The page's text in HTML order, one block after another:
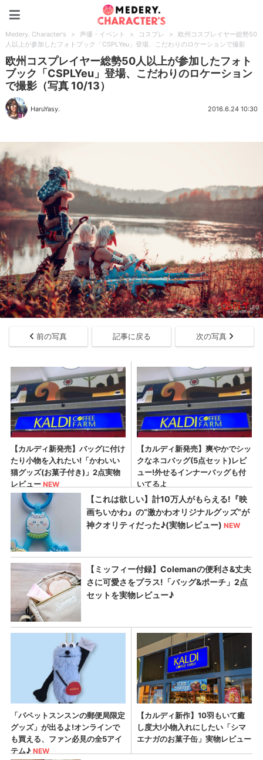
Medery. Character's > 声優・イベント > コスプレ >
欧州コスプレイヤー総勢50
人以上が参加したフォトブック「CSPLYeu」登場、こだわりのロケーションで撮影
欧州コスプレイヤー総勢50人以上が参加したフォト
ブック「CSPLYeu」登場、こだわりのロケーション
で撮影（写真 10/13）
HaruYasy. 2016.6.24 10:30
前の写真 記事に戻る 次の写真